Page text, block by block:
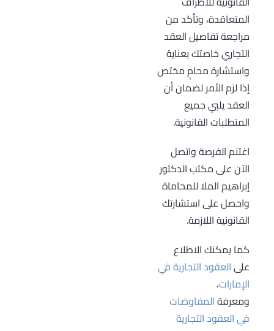
3 - دفع الرسوم
القانونية المترتبة.
4 - توثيق العقد
من خلال توقيع
وختم كاتب العدل.
5 - تسجيل العقد
إذا لزم الأمر في
الجهات المعنية
مثل دائرة التنمية
الاقتصادية.
معترفاً به قانونياً
ويمكن الرجوع إليه
عند النزاع.
2 - يحمي حقوق
جميع الأطراف
المُتعاقدة حيث
يحدد التزامات
وواجبات كل طرف
بشكل واضح.
3 - يعزز من ثقة
المُتعاملين في
النظام القانوني
للدولة، ويُسهم
في خلق بيئة عمل
جاذبة للاستثمارات.
4 - يسهل حل
النزاعات التي قد
تنشأ بين الأطراف
المُتعاقدة،
المتعاقدة، وتأكد من
مراجعة تفاصيل العقد
التجاري خاصتك بعناية
واستشارة محامٍ مختص
إذا لزم الأمر لضمان أن
العقد يلبي جميع
المتطلبات القانونية.
اغتنم الفرصة واتصل
الآن على مكتب الدكتور
إبراهيم الملا للمحاماة
واحصل على استشارتك
القانونية اللازمة.
كما يمكنك الاطلاع
علىالعقود التجارية في
الإمارات،
ومعرفةالمفاوضات
في العقود التجارية